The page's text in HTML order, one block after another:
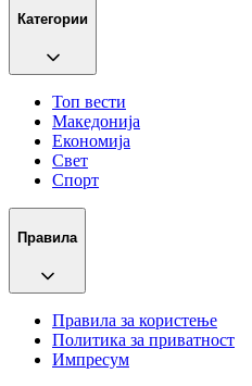
Категории
Топ вести
Македонија
Економија
Свет
Спорт
Правила
Правила за користење
Политика за приватност
Импресум